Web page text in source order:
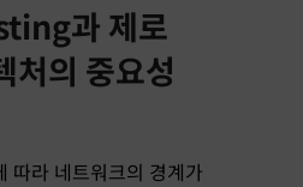
과 제로
처의 중요성
따라 네트워크의 경계가